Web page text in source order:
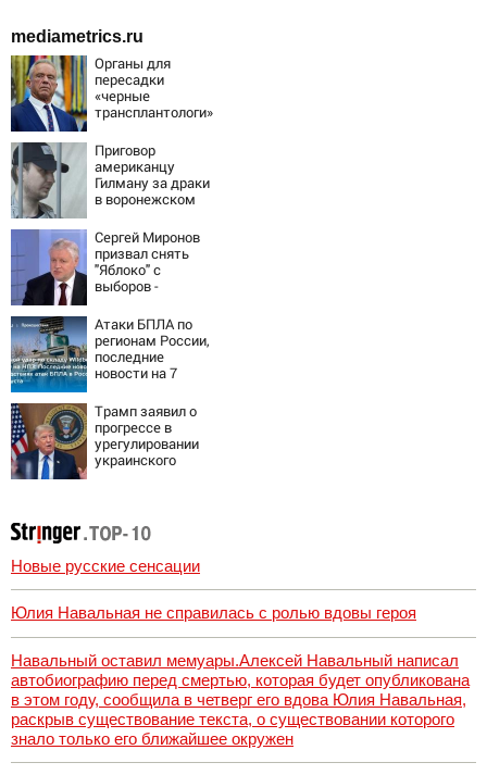
mediametrics.ru
Органы для
пересадки
«черные
трансплантологи»
живых пациентов
Приговор
американцу
Гилману за драки
в воронежском
потребовали
ужесточить -
Новости на
Вести.ru
Сергей Миронов
призвал снять
"Яблоко" с
выборов -
Вести.ru
Атаки БПЛА по
регионам России,
последние
новости на 7
последствия,
атаки на склады
Wildberries,
состояние
пострадавших
Трамп заявил о
прогрессе в
урегулировании
украинского
Новые русские сенсации
Юлия Навальная не справилась с ролью вдовы героя
Навальный оставил мемуары.Алексей Навальный написал
автобиографию перед смертью, которая будет опубликована
в этом году, сообщила в четверг его вдова Юлия Навальная,
раскрыв существование текста, о существовании которого
знало только его ближайшее окружен